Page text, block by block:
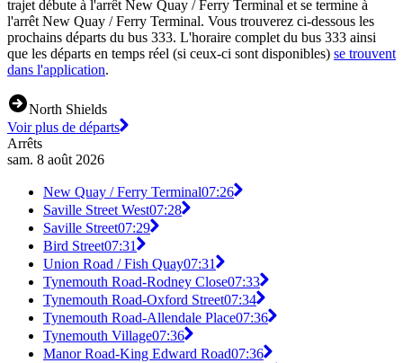
trajet débute à l'arrêt New Quay / Ferry Terminal et se termine à
l'arrêt New Quay / Ferry Terminal. Vous trouverez ci-dessous les
prochains départs du bus 333. L'horaire complet du bus 333 ainsi
que les départs en temps réel (si ceux-ci sont disponibles) se trouvent
dans l'application.
North Shields
Voir plus de départs
Arrêts
sam. 8 août 2026
New Quay / Ferry Terminal07:26
Saville Street West07:28
Saville Street07:29
Bird Street07:31
Union Road / Fish Quay07:31
Tynemouth Road-Rodney Close07:33
Tynemouth Road-Oxford Street07:34
Tynemouth Road-Allendale Place07:36
Tynemouth Village07:36
Manor Road-King Edward Road07:36